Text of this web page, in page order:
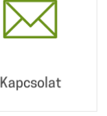
Kapcsolat
Kapcsolat
+36 29 340 010